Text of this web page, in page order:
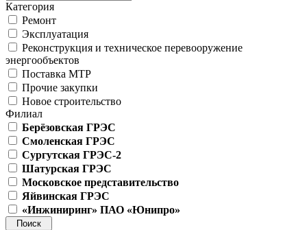
Категория
Ремонт
Эксплуатация
Реконструкция и техническое перевооружение
энергообъектов
Поставка МТР
Прочие закупки
Новое строительство
Филиал
Берёзовская ГРЭС
Смоленская ГРЭС
Сургутская ГРЭС-2
Шатурская ГРЭС
Московское представительство
Яйвинская ГРЭС
«Инжиниринг» ПАО «Юнипро»